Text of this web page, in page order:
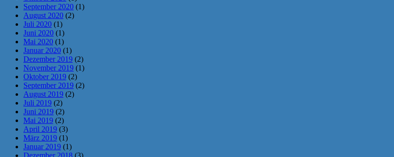
September 2020 (1)
August 2020 (2)
Juli 2020 (1)
Juni 2020 (1)
Mai 2020 (1)
Januar 2020 (1)
Dezember 2019 (2)
November 2019 (1)
Oktober 2019 (2)
September 2019 (2)
August 2019 (2)
Juli 2019 (2)
Juni 2019 (2)
Mai 2019 (2)
April 2019 (3)
März 2019 (1)
Januar 2019 (1)
Dezember 2018 (3)